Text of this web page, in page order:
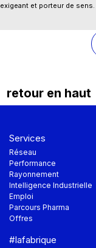
exigeant et porteur de sens.
retour en haut
Services
Réseau
Performance
Rayonnement
Intelligence Industrielle
Emploi
Parcours Pharma
Offres
#lafabrique